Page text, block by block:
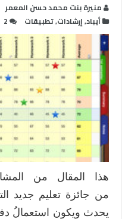
منيرة بنت محمد حسن المعمر
أيباد,إرشادات,تطبيقات 2
هذا المقال من
من جائزة تعليم جديد
يحدث ويكون استعمالُ